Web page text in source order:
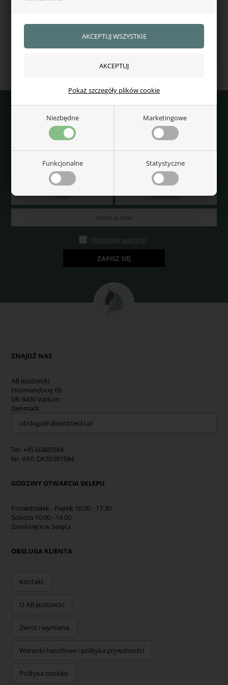
Niezbędne Marketingowe
Funkcjonalne Statystyczne
Pokaż szczegóły plików cookie
Weatherbeeta Therapy-
491,00zł
286,00
Wygraj bon podarunkowy o wartości 299 zł
Bądź na bieżąco z najnowszą modą i najlepszymi produktami
Akceptuję warunki
ZNAJDŹ NAS
AB Jezdziecki
Husmandsvej 65
DK-9430 Vadum
Denmark
obsluga@abjezdziecki.pl
Tel. +45 60485584
Nr. VAT: DK35391584
GODZINY OTWARCIA SKLEPU
Poniedziałek - Piątek 10.00 - 17.30
Sobota 10.00 - 14.00
Zamknięte w święta
OBSŁUGA KLIENTA
Kontakt
O AB Jezdziecki
Zwrot i wymiana
Warunki handlowe i polityka prywatności
Polityka cookies